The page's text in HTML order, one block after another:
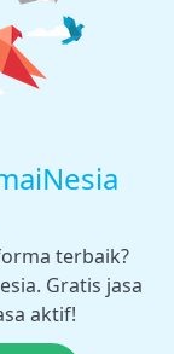
terbaik?
Gratis jasa
aktif!